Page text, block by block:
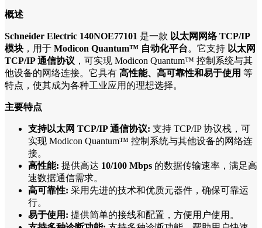
概述
Schneider Electric 140NOE77101 是一款 以太网网络 TCP/IP
模块 ，用于 Modicon Quantum™ 自动化平台。它支持 以太网
TCP/IP 通信协议 ，可实现 Modicon Quantum™ 控制系统与其
他设备的网络连接。它具有 高性能、高可靠性和易于使用 等
特点，使其成为各种工业应用的理想选择。
主要特点
支持以太网 TCP/IP 通信协议: 支持 TCP/IP 协议栈，可
实现 Modicon Quantum™ 控制系统与其他设备的网络连
接。
高性能: 提供高达 10/100 Mbps 的数据传输速率，满足高
速数据通信需求。
高可靠性: 采用先进的技术和优质元器件，确保可靠运
行。
易于使用: 提供简单的接线和配置，方便用户使用。